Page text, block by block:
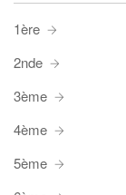
1ère
2nde
3ème
4ème
5ème